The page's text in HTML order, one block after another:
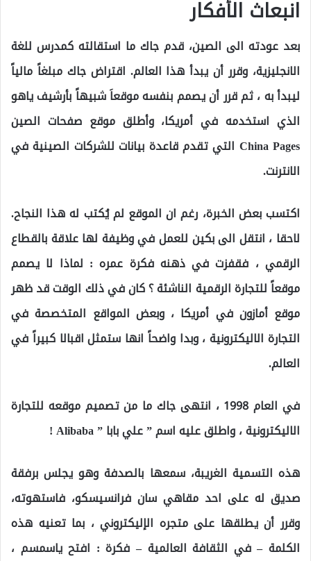
انبعاث الأفكار
بعد عودته الى الصين، قدم جاك ما استقالته كمدرس للغة
الانجليزية، وقرر أن يبدأ هذا العالم. اقتراض جاك مبلغاً مالياً
ليبدأ به ، ثم قرر أن يصمم بنفسه موقعاَ شبيهاً بأرشيف ياهو
الذي استخدمه في أمريكا، وأطلق موقع صفحات الصين
China Pages التي تقدم قاعدة بيانات للشركات الصينية في
الانترنت.
اكتسب بعض الخبرة، رغم ان الموقع لم يُكتب له هذا النجاح.
لاحقا ، انتقل الى بكين للعمل في وظيفة لها علاقة بالقطاع
الرقمي ، فقفزت في ذهنه فكرة عمره : لماذا لا يصمم
موقعاً للتجارة الرقمية الناشئة ؟ كان في ذلك الوقت قد ظهر
موقع أمازون في أمريكا ، وبعض المواقع المتخصصة في
التجارة الاليكترونية ، وبدا واضحاً انها ستمثل اقبالا كبيراً في
العالم.
في العام 1998 ، انتهى جاك ما من تصميم موقعه للتجارة
الاليكترونية ، واطلق عليه اسم ” علي بابا ” Alibaba !
هذه التسمية الغريبة، سمعها بالصدفة وهو يجلس برفقة
صديق له على احد مقاهي سان فرانسيسكو، فاستهوته،
وقرر أن يطلقها على متجره الإليكتروني ، بما تعنيه هذه
الكلمة – في الثقافة العالمية – فكرة : افتح ياسمسم ،